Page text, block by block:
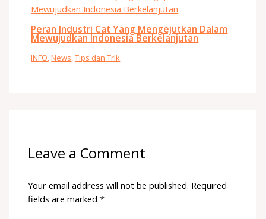
Peran Industri Cat Yang Mengejutkan Dalam
Mewujudkan Indonesia Berkelanjutan
INFO ,News ,Tips dan Trik
Leave a Comment
Your email address will not be published. Required
fields are marked*